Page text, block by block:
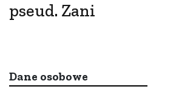
pseud. Zani
Dane osobowe